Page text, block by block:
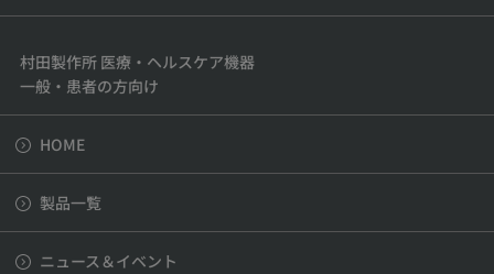
村田製作所 医療・ヘルスケア機器
一般・患者の方向け
HOME
製品一覧
ニュース＆イベント